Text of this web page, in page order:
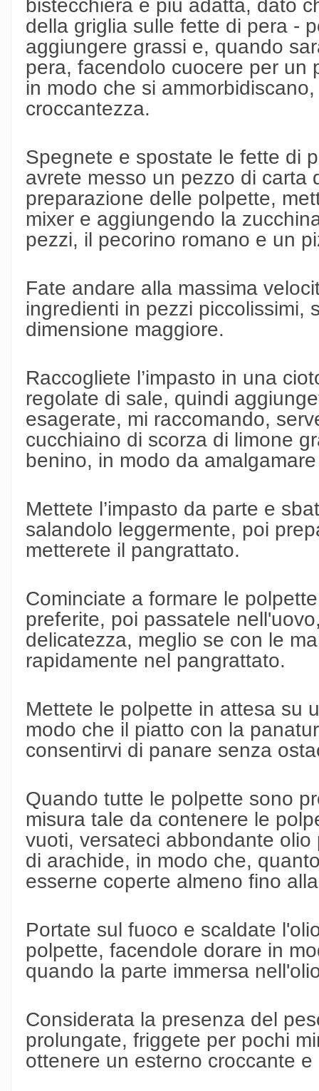
bistecchiera è più adatta, dato
della griglia sulle fette di pera -
aggiungere grassi e, quando
pera, facendolo cuocere per un
in modo che si
croccantezza.
Spegnete e spostate le fette di
avrete messo un pezzo di carta
preparazione delle polpette,
mixer e aggiungendo la
pezzi, il pecorino romano e un
Fate andare alla massima
ingredienti in pezzi piccolissimi,
dimensione maggiore.
Raccogliete l’impasto in una
regolate di sale, quindi
esagerate, mi raccomando,
cucchiaino di scorza di limone
benino, in modo da
Mettete l’impasto da parte e
salandolo leggermente, poi
metterete il pangrattato.
Cominciate a formare le
preferite, poi passatele
delicatezza, meglio se con le
rapidamente nel pangrattato.
Mettete le polpette in attesa su
modo che il piatto con la
consentirvi di panare senza
Quando tutte le polpette sono
misura tale da contenere le
vuoti, versateci abbondante
di arachide, in modo che,
esserne coperte almeno fino
Portate sul fuoco e scaldate
polpette, facendole dorare in
quando la parte immersa
Considerata la presenza del
prolungate, friggete per pochi
ottenere un esterno croccante e